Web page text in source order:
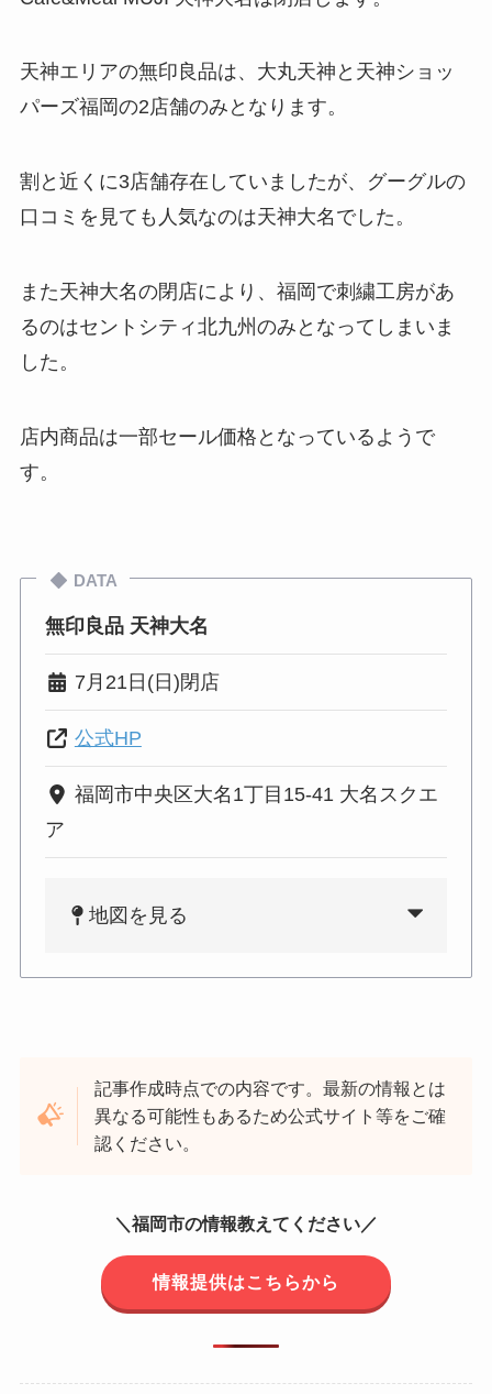
天神エリアの無印良品は、大丸天神と天神ショッ
パーズ福岡の2店舗のみとなります。
割と近くに3店舗存在していましたが、グーグルの
口コミを見ても人気なのは天神大名でした。
また天神大名の閉店により、福岡で刺繍工房があ
るのはセントシティ北九州のみとなってしまいま
した。
店内商品は一部セール価格となっているようで
す。
DATA
無印良品 天神大名
7月21日(日)閉店
公式HP
福岡市中央区大名1丁目15-41 大名スクエ
ア
地図を見る
記事作成時点での内容です。最新の情報とは
異なる可能性もあるため公式サイト等をご確
認ください。
＼福岡市の情報教えてください／
情報提供はこちらから